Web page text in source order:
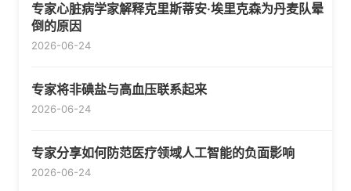
专家心脏病学家解释克里斯蒂安·埃里克森为丹麦队晕
倒的原因
2026-06-24
专家将非碘盐与高血压联系起来
2026-06-24
专家分享如何防范医疗领域人工智能的负面影响
2026-06-24